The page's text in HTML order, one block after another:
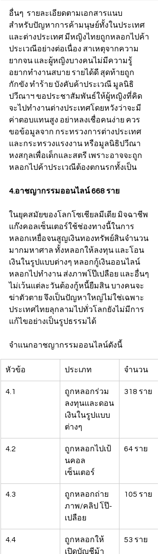
อื่นๆ  รายละเอียดตามเอกสารแนบ
สำหรับปัญหาการค้ามนุษย์ทั้งในประเทศ
และต่างประเทศ มีหญิงไทยถูกหลอกไปค้า
ประเวณีอย่างต่อเนื่อง สาเหตุจากความ
ยากจน และผู้หญิงบางคนไม่มีความรู้
อยากทำงานสบาย รายได้ดี สุดท้ายถูก
กักขัง ทำร้าย บังคับค้าประเวณี มูลนิธิ
ปวีณาฯ ขอประชาสัมพันธ์ให้ผู้หญิงที่คิด
จะไปทำงานต่างประเทศโดยหวังว่าจะมี
ค่าตอบแทนสูง อย่าหลงเชื่อคนง่าย ควร
ขอข้อมูลจาก กระทรวงการต่างประเทศ
และกระทรวงแรงงาน หรือมูลนิธิปวีณา
หงสกุลเพื่อเด็กและสตรี เพราะอาจจะถูก
หลอกไปค้าประเวณีต้องตกนรกทั้งเป็น
4.อาชญากรรมออนไลน์ 668 ราย
ในยุคสมัยของโลกโซเชียลมีเดีย มิจฉาชีพ
แก๊งคอลเซ็นเตอร์ใช้ช่องทางนี้ในการ
หลอกเหยื่อจนสูญเงินทองทรัพย์สินจำนวน
มากมหาศาล ทั้งหลอกให้ลงทุน และโอน
เงินในรูปแบบต่างๆ หลอกกู้เงินออนไลน์
หลอกไปทำงาน ส่งภาพโป๊เปลือย และอื่นๆ
ไม่เว้นแต่ละวันต้องกู้หนี้ยืมสิน บางคนจะ
ฆ่าตัวตาย จึงเป็นปัญหาใหญ่ไม่ใช่เฉพาะ
ประเทศไทยลุกลามไปทั่วโลกยังไม่มีการ
แก้ไขอย่างเป็นรูปธรรมได้
จำแนกอาชญากรรมออนไลน์ดังนี้
หัวข้อ ประเภท จำนวน
4.1
ถูกหลอกร่วม
ลงทุนและดอน
เงินในรูปแบบ
ต่างๆ
318 ราย
4.2
ถูกหลอกไปเป้
นคอล
เซ็นเตอร์
64 ราย
4.3
ถูกหลอกถ่าย
ภาพ/คลิป โป๊-
เปลือย
105 ราย
4.4
ถูกหลอกให้
เปิดบัญชีม้า
53 ราย